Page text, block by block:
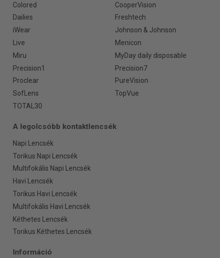
Colored
CooperVision
Dailies
Freshtech
iWear
Johnson & Johnson
Live
Menicon
Miru
MyDay daily disposable
Precision1
Precision7
Proclear
PureVision
SofLens
TopVue
TOTAL30
A legolcsóbb kontaktlencsék
Napi Lencsék
Torikus Napi Lencsék
Multifokális Napi Lencsék
Havi Lencsék
Torikus Havi Lencsék
Multifokális Havi Lencsék
Kéthetes Lencsék
Torikus Kéthetes Lencsék
Információ